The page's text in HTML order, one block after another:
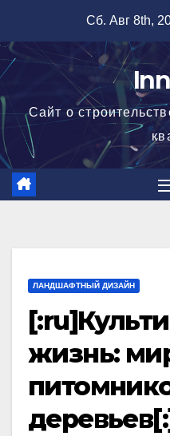
содержимому
Сб. Авг 8th,
Сайт о
ЛАНДШАФТНЫЙ ДИЗАЙН
жизнь:
деревьев[:]